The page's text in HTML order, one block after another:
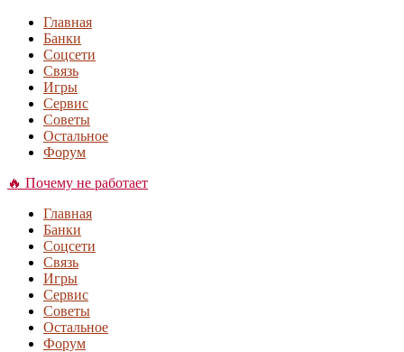
Главная
Банки
Соцсети
Связь
Игры
Сервис
Советы
Остальное
Форум
🔥 Почему не работает
Главная
Банки
Соцсети
Связь
Игры
Сервис
Советы
Остальное
Форум